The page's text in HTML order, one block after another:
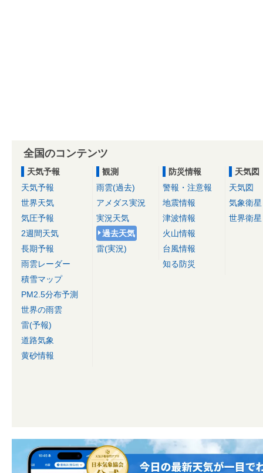
全国のコンテンツ
天気予報
天気予報
世界天気
気圧予報
2週間天気
長期予報
雨雲レーダー
積雪マップ
PM2.5分布予測
世界の雨雲
雷(予報)
道路気象
黄砂情報
観測
雨雲(過去)
アメダス実況
実況天気
過去天気
雷(実況)
防災情報
警報・注意報
地震情報
津波情報
火山情報
台風情報
知る防災
天気図
天気図
気象衛星
世界衛星